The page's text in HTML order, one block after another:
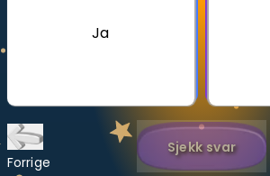
Bestill
LÆREPLAN
Velg læreplan
Logg inn
Ja
Forrige
Sjekk svar